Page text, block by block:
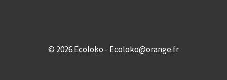
© 2026 Ecoloko - Ecoloko@orange.fr